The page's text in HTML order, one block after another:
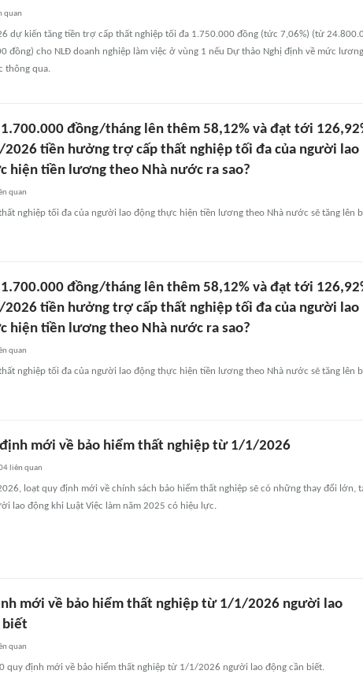
quan
dự kiến tăng tiền trợ cấp thất nghiệp tối đa 1.750.000 đồng (tức 7,06%) (từ
đồng) cho NLĐ doanh nghiệp làm việc ở vùng 1 nếu Dự thảo Nghị định về mức lương
thông qua.
đồng/tháng lên thêm 58,12% và đạt tới
tiền hưởng trợ cấp thất nghiệp tối đa của người lao
hiện tiền lương theo Nhà nước ra sao?
quan
nghiệp tối đa của người lao động thực hiện tiền lương theo Nhà nước sẽ tăng lên
đồng/tháng lên thêm 58,12% và đạt tới
tiền hưởng trợ cấp thất nghiệp tối đa của người lao
hiện tiền lương theo Nhà nước ra sao?
quan
nghiệp tối đa của người lao động thực hiện tiền lương theo Nhà nước sẽ tăng lên
mới về bảo hiểm thất nghiệp từ 1/1/2026
liên quan
loạt quy định mới về chính sách bảo hiểm thất nghiệp sẽ có những thay đổi lớn,
lao động khi Luật Việc làm năm 2025 có hiệu lực.
mới về bảo hiểm thất nghiệp từ 1/1/2026 người lao
biết
quan
quy định mới về bảo hiểm thất nghiệp từ 1/1/2026 người lao động cần biết.